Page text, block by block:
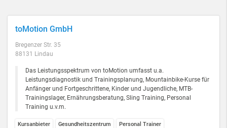
toMotion GmbH
Bregenzer Str. 35
88131 Lindau
Das Leistungsspektrum von toMotion umfasst u.a.
Leistungsdiagnostik und Trainingsplanung, Mountainbike-Kurse für
Anfänger und Fortgeschrittene, Kinder und Jugendliche, MTB-
Trainingslager, Ernährungsberatung, Sling Training, Personal
Training u.v.m.
Kursanbieter Gesundheitszentrum Personal Trainer